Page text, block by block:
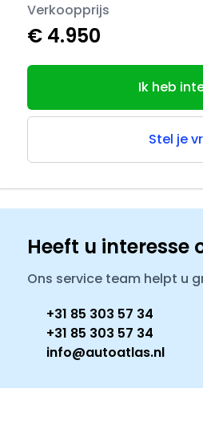
Verkoopprijs
€ 4.950
Ik heb
Stel je
Heeft u interesse
Ons service team helpt u
+31 85 303 57 34
+31 85 303 57 34
info@autoatlas.nl